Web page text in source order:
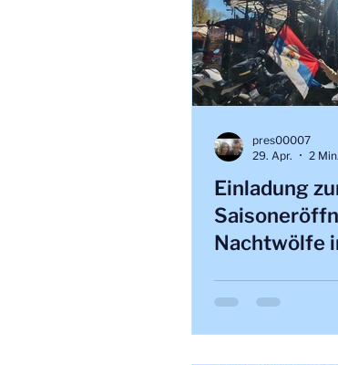
Einladung
Nachtwölfe
pres00007
29. Apr.
2